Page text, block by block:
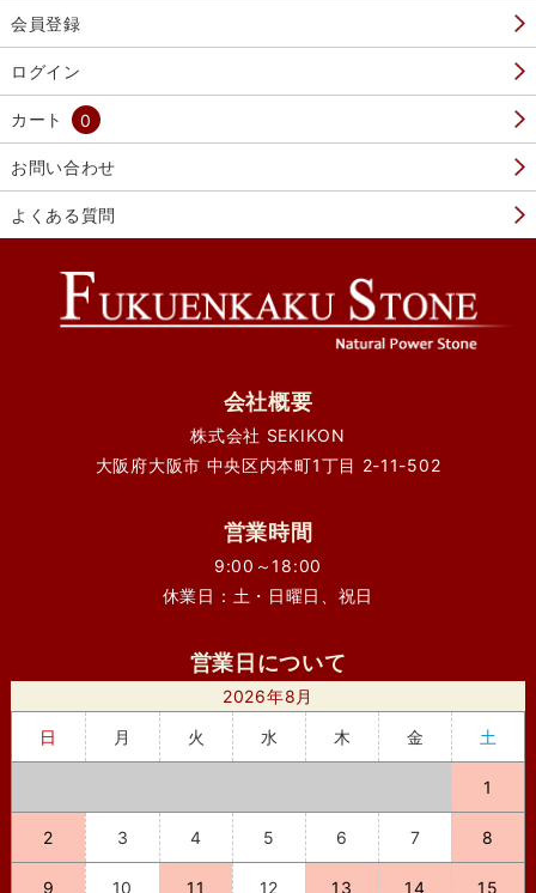
会員登録
ログイン
カート 0
お問い合わせ
よくある質問
会社概要
株式会社 SEKIKON
大阪府大阪市 中央区内本町1丁目 2-11-502
営業時間
9:00～18:00
休業日：土・日曜日、祝日
営業日について
2026年8月
日
月 火 水 木 金 土
1
2 3 4 5 6 7 8
9 10 11 12 13 14 15